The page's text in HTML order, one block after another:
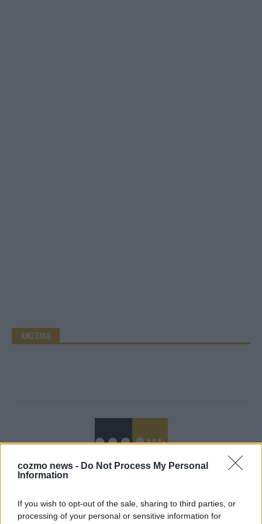
cozmo news - Do Not Process My Personal
Information
If you wish to opt-out of the sale, sharing to third parties, or
processing of your personal or sensitive information for
ANZEIGE
Über Redaktion | Stuttgarter Blatt 557 Artikel